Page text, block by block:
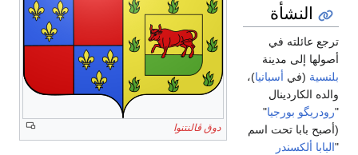
دوق ڤالنتنوا
النشأة
ترجع عائلته في
أصولها إلى مدينة
بلنسية (في أسبانيا)،
والده الكاردينال
"رودريگو بورجيا"
(أصبح بابا تحت اسم
"البابا ألكسندر